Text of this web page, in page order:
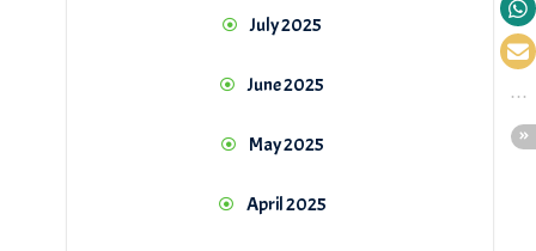
July 2025
June 2025
May 2025
April 2025